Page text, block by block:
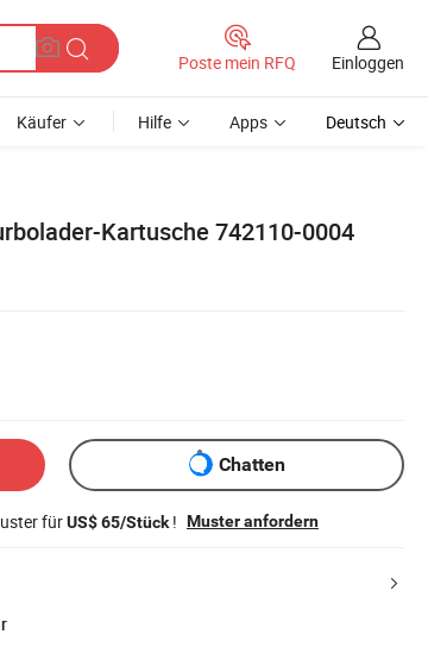
Poste mein RFQ Einloggen
Käufer Hilfe Apps Deutsch
Kartusche 742110-0004
Chatten
fürUS$ 65/Stück! Muster anfordern